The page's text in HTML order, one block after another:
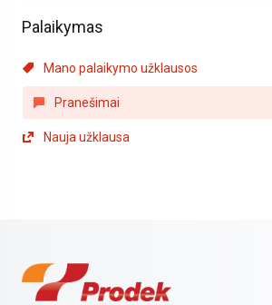
Palaikymas
Mano palaikymo užklausos
Pranešimai
Nauja užklausa